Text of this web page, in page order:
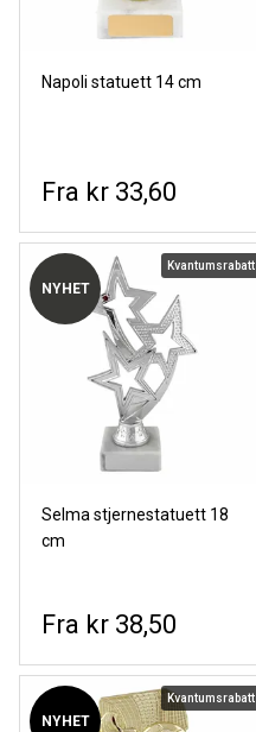
Napoli statuett 14 cm
kr 33,60
NYHET
Kvantumsrabatt
Selma stjernestatuett 18
cm
kr 38,50
NYHET
Kvantumsrabatt